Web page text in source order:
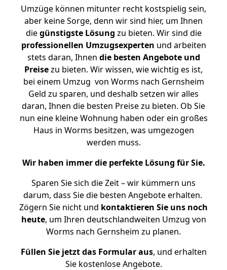
Umzüge können mitunter recht kostspielig sein,
aber keine Sorge, denn wir sind hier, um Ihnen
diegünstigste Lösung zu bieten. Wir sind die
professionellen Umzugsexperten und arbeiten
stets daran, Ihnen die besten Angebote und
Preisezu bieten. Wir wissen, wie wichtig es ist,
bei einem Umzug von Worms nach Gernsheim
Geld zu sparen, und deshalb setzen wir alles
daran, Ihnen die besten Preise zu bieten. Ob Sie
nun eine kleine Wohnung haben oder ein großes
Haus in Worms besitzen, was umgezogen
werden muss.
Wir haben immer die perfekte Lösung für Sie.
Sparen Sie sich die Zeit – wir kümmern uns
darum, dass Sie die besten Angebote erhalten.
Zögern Sie nicht und kontaktieren Sie uns noch
heute, um Ihren deutschlandweiten Umzug von
Worms nach Gernsheim zu planen.
Füllen Sie jetzt das Formular aus, und erhalten
Sie kostenlose Angebote.